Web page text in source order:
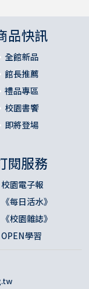
品快訊
全館新品
館長推薦
禮品專區
校園書饗
即將登場
閱服務
校園電子報
《每日活水》
《校園雜誌》
OPEN學習